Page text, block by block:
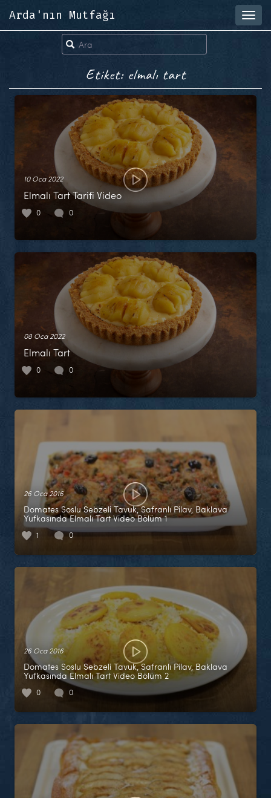
Arda'nın Mutfağı
Etiket: elmalı tart
10 Oca 2022
Elmalı Tart Tarifi Video
0 0
08 Oca 2022
Elmalı Tart
0 0
26 Oca 2016
Domates Soslu Sebzeli Tavuk, Safranlı Pilav, Baklava
Yufkasında Elmalı Tart Video Bölüm 1
1 0
26 Oca 2016
Domates Soslu Sebzeli Tavuk, Safranlı Pilav, Baklava
Yufkasında Elmalı Tart Video Bölüm 2
0 0